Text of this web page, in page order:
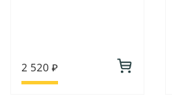
2 520 ₽